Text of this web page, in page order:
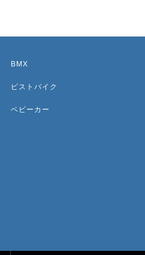
BMX
ピストバイク
ベビーカー